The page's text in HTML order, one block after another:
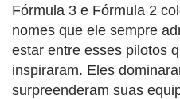
Fórmula 3 e Fórmula 2
nomes que ele sempre
estar entre esses pilotos
inspiraram. Eles
surpreenderam suas